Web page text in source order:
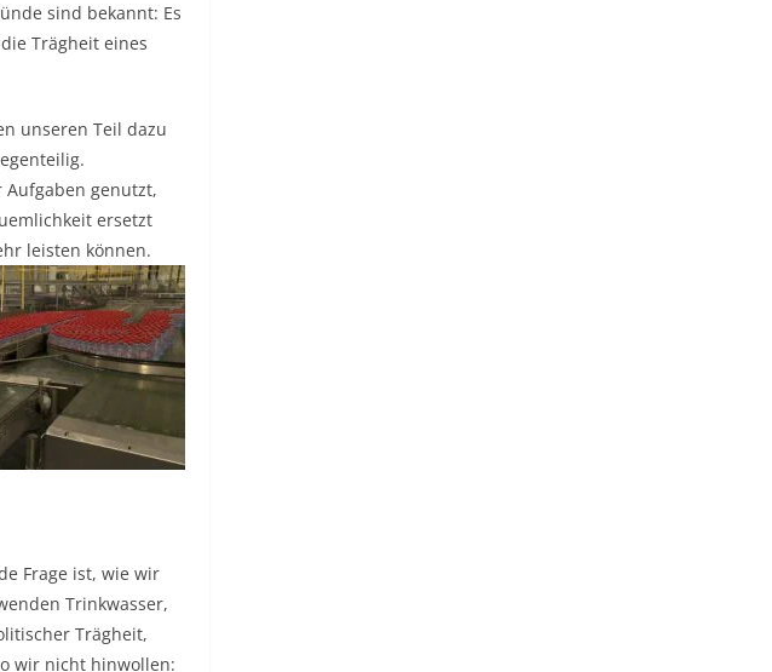
sind bekannt: Es
Trägheit eines
unseren Teil dazu
genutzt,
ersetzt
leisten können.
Frage ist, wie wir
Trinkwasser,
Trägheit,
wir nicht hinwollen: